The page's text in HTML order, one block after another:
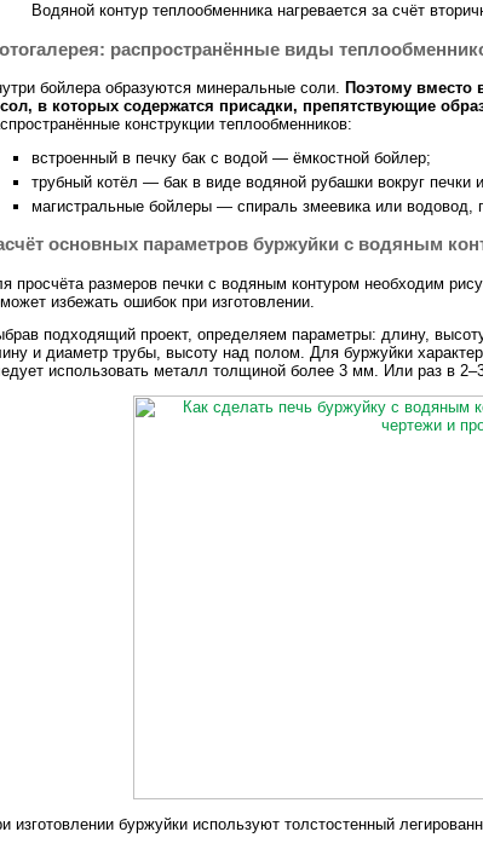
Водяной контур теплообменника нагревается за счёт
распространённые виды
бойлера образуются минеральные соли.
Поэтому вместо
в которых содержатся присадки, препятствующие
конструкции теплообменников:
встроенный в печку бак с водой — ёмкостной бойлер;
трубный котёл — бак в виде водяной рубашки вокруг
магистральные бойлеры — спираль змеевика или водовод,
основных параметров буржуйки с водяным
просчёта размеров печки с водяным контуром необходим
избежать ошибок при изготовлении.
подходящий проект, определяем параметры: длину,
и диаметр трубы, высоту над полом. Для буржуйки
использовать металл толщиной более 3 мм. Или раз в
изготовлении буржуйки используют толстостенный